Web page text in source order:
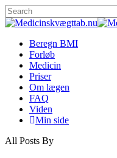
Skip
to
content
Close
Menu
Beregn BMI
Forløb
Medicin
Priser
Om lægen
FAQ
Viden
Min side
All Posts By